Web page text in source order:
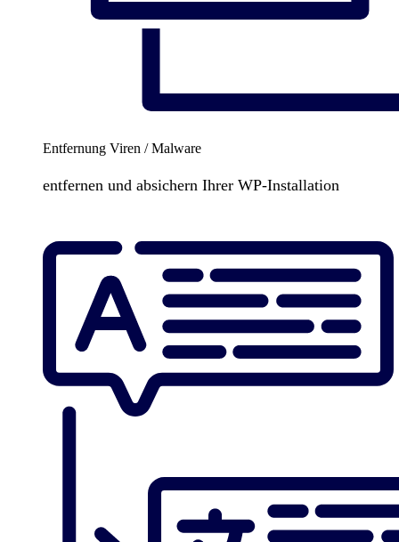
Entfernung Viren / Malware
entfernen und absichern Ihrer WP-Installation